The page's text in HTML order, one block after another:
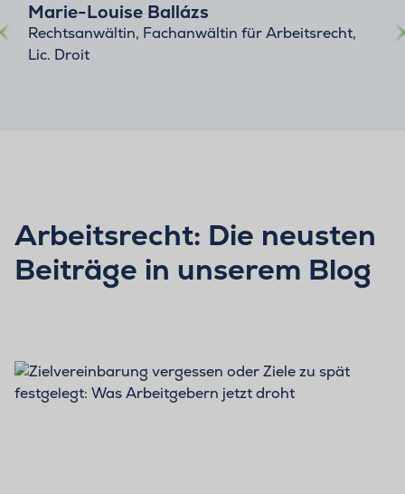
Marie-Louise Ballázs
Rechtsanwältin, Fachanwältin für Arbeitsrecht,
Lic. Droit
Arbeitsrecht: Die neusten
Beiträge in unserem Blog
BLOG